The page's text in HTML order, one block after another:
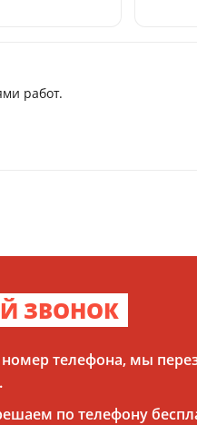
работ.
ЗВОНОК
номер телефона, мы
по телефону